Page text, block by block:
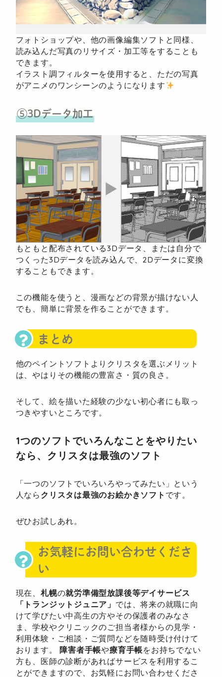
フォトショップや、他の画像編集ソフトと同様、
読み込んだ写真のリサイズ・加工等をすることも
できます。
イラスト調フィルターを使用すると、ただの写真
がアニメのワンシーンのようになります
⑤3Dデータ加工
もともと配布されている3Dデータ、または自分で
つくった3Dデータを読み込んで、2Dデータに変換
することもできます。
この機能を使うと、漫画などの背景が描けない人
でも、簡単に背景を作ることができます。
まとめ
他のペイントソフトよりクリスタを選ぶメリット
は、やはりその機能の豊富さ・質の良さ。
そして、絵を描いた経験の少ない初心者にも取っ
つきやすいところです。
1つのソフトでいろんなことをやりたい
なら、クリスタは最強のソフト
「一つのソフトでいろいろやってみたい」という
人なら クリスタは最強のお絵かきソフト です。
ぜひお試しあれ。
お気軽にお問い合わせくださ
い
現在、 札幌の就労準備型放課後等デイサービス
「トランジットジュニア」 では、将来の就職に向
けて学びたい中高生の方やその保護者のみなさ
ま、学校やクリニックのご担当者様からの見学・
利用体験・ご相談・ご質問などを随時受け付けて
おります。障害者手帳や療育手帳をお持ちでない
方も、医師の診断があればサービスを利用するこ
とができますので、お気軽にお問い合わせくださ